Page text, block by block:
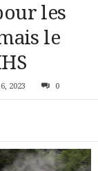
les
le
2023 0